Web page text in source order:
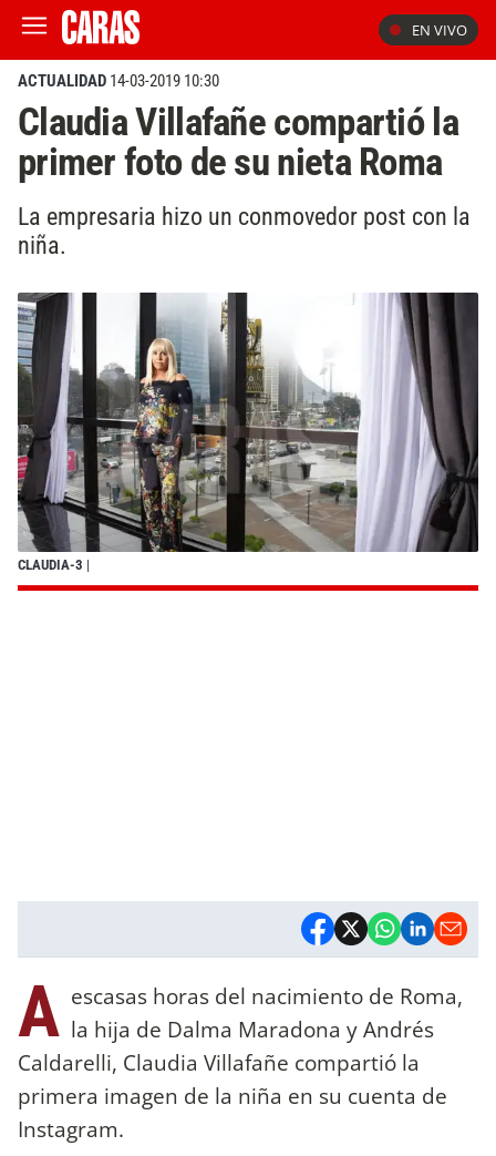
EN VIVO
ACTUALIDAD 14-03-2019 10:30
Claudia Villafañe compartió la
primer foto de su nieta Roma
La empresaria hizo un conmovedor post con la
niña.
CLAUDIA-3 |
A escasas horas del nacimiento de Roma,
la hija de Dalma Maradona y Andrés
Caldarelli, Claudia Villafañe compartió la
primera imagen de la niña en su cuenta de
Instagram.